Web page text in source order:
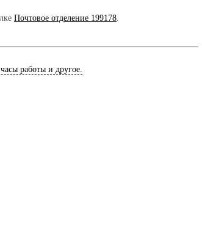
Почтовое отделение 199178.
работы и другое.